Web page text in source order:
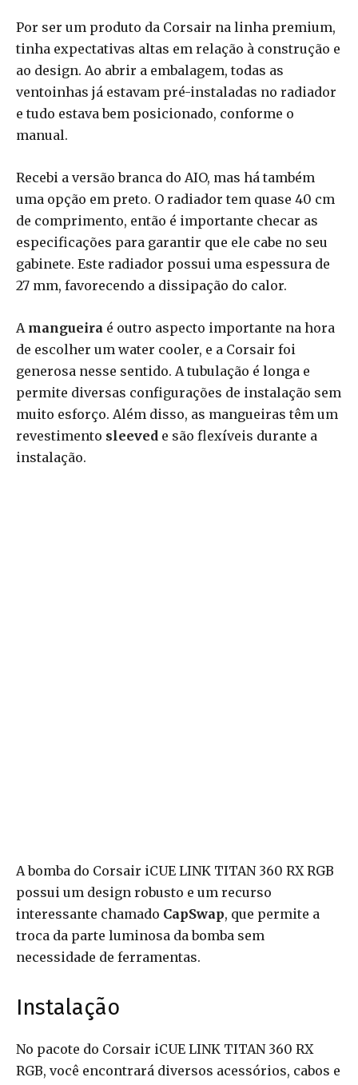
Por ser um produto da Corsair na linha premium,
tinha expectativas altas em relação à construção e
ao design. Ao abrir a embalagem, todas as
ventoinhas já estavam pré-instaladas no radiador
e tudo estava bem posicionado, conforme o
manual.
Recebi a versão branca do AIO, mas há também
uma opção em preto. O radiador tem quase 40 cm
de comprimento, então é importante checar as
especificações para garantir que ele cabe no seu
gabinete. Este radiador possui uma espessura de
27 mm, favorecendo a dissipação do calor.
A mangueira é outro aspecto importante na hora
de escolher um water cooler, e a Corsair foi
generosa nesse sentido. A tubulação é longa e
permite diversas configurações de instalação sem
muito esforço. Além disso, as mangueiras têm um
revestimento sleeved e são flexíveis durante a
instalação.
A bomba do Corsair iCUE LINK TITAN 360 RX RGB
possui um design robusto e um recurso
interessante chamado CapSwap, que permite a
troca da parte luminosa da bomba sem
necessidade de ferramentas.
Instalação
No pacote do Corsair iCUE LINK TITAN 360 RX
RGB, você encontrará diversos acessórios, cabos e